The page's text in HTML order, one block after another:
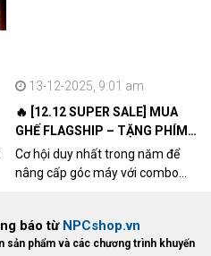
13-12-2025, 9:01 am
🔥 [12.12 SUPER SALE] MUA
GHẾ FLAGSHIP – TẶNG PHÍM
CƠ XỊN
Cơ hội duy nhất trong năm để
nâng cấp góc máy với combo
dòng ghế Gaming cao cấp nhất,
bạn sẽ nhận ngay quà tặng trị giá
báo từ NPCshop.vn
sản phẩm và các chương trình khuyến